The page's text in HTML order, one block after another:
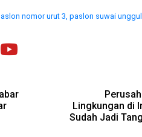
nomor urut 3, paslon suwai
Lingkungan di
Sudah Jadi